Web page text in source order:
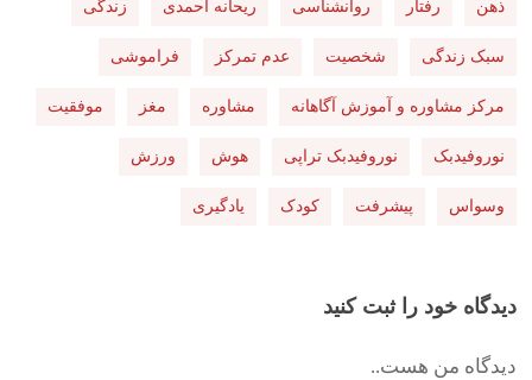
ذهن رفتار روانشناسی ریحانه احمدی زندگی
سبک زندگی شخصیت عدم تمرکز فراموشی
مرکز مشاوره و آموزش آگاهانه مشاوره مغز موفقیت
نوروفیدبک نوروفیدبک تراپی هوش ورزش
وسواس پیشرفت کودک یادگیری
دیدگاه خود را ثبت کنید
دیدگاه من هست..